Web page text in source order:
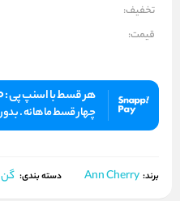
تخفیف:
قیمت:
هر قسط با اسنپ پی :
چهار قسط ماهانه .
برند: Ann Cherry دسته بندی: گن